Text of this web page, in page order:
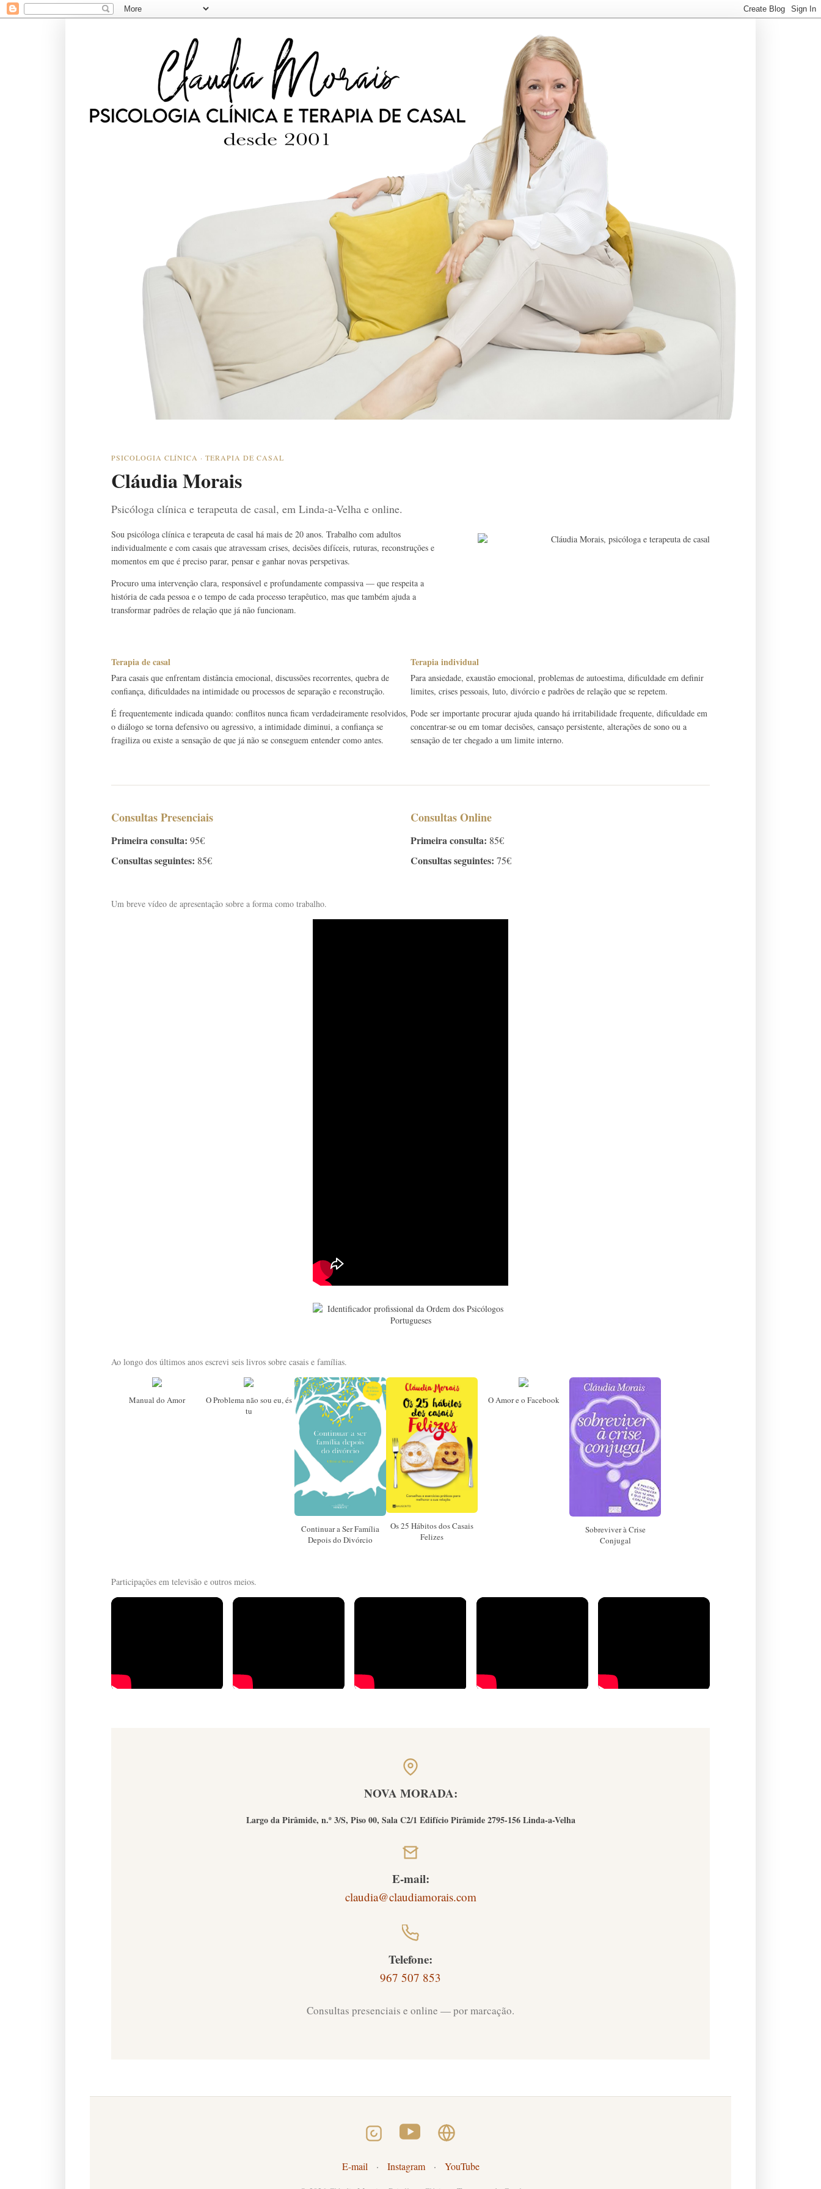
PSICOLOGIA CLÍNICA · TERAPIA DE CASAL
Cláudia Morais
Psicóloga clínica e terapeuta de casal, em Linda-a-Velha e online.
Sou psicóloga clínica e terapeuta de casal há mais de 20 anos. Trabalho com adultos
individualmente e com casais que atravessam crises, decisões difíceis, ruturas, reconstruções e
momentos em que é preciso parar, pensar e ganhar novas perspetivas.
Procuro uma intervenção clara, responsável e profundamente compassiva — que respeita a
história de cada pessoa e o tempo de cada processo terapêutico, mas que também ajuda a
transformar padrões de relação que já não funcionam.
Terapia de casal
Para casais que enfrentam distância emocional, discussões recorrentes, quebra de
confiança, dificuldades na intimidade ou processos de separação e reconstrução.
É frequentemente indicada quando: conflitos nunca ficam verdadeiramente resolvidos,
o diálogo se torna defensivo ou agressivo, a intimidade diminui, a confiança se
fragiliza ou existe a sensação de que já não se conseguem entender como antes.
Terapia individual
Para ansiedade, exaustão emocional, problemas de autoestima, dificuldade em definir
limites, crises pessoais, luto, divórcio e padrões de relação que se repetem.
Pode ser importante procurar ajuda quando há irritabilidade frequente, dificuldade em
concentrar-se ou em tomar decisões, cansaço persistente, alterações de sono ou a
sensação de ter chegado a um limite interno.
Consultas Presenciais
Primeira consulta: 95€
Consultas seguintes: 85€
Consultas Online
Primeira consulta: 85€
Consultas seguintes: 75€
Um breve vídeo de apresentação sobre a forma como trabalho.
Ao longo dos últimos anos escrevi seis livros sobre casais e famílias.
Manual do Amor
O Problema não sou eu, és
tu
Continuar a Ser Família
Depois do Divórcio
Os 25 Hábitos dos Casais
Felizes
O Amor e o Facebook
Sobreviver à Crise
Conjugal
Participações em televisão e outros meios.
NOVA MORADA:
Largo da Pirâmide, n.º 3/S, Piso 00, Sala C2/1 Edifício Pirâmide 2795-156 Linda-a-Velha
E-mail:
claudia@claudiamorais.com
Telefone:
967 507 853
Consultas presenciais e online — por marcação.
E-mail · Instagram · YouTube